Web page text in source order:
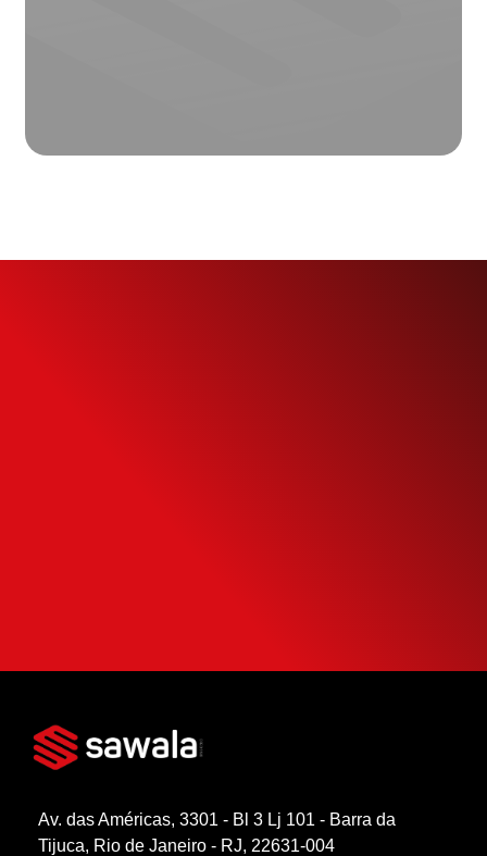
Av. das Américas, 3301 - Bl 3 Lj 101 - Barra da
Tijuca, Rio de Janeiro - RJ, 22631-004